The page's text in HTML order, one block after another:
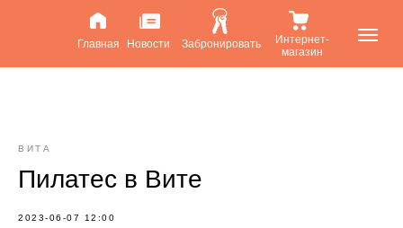
Главная Новости Забронировать
Интернет-
магазин
ВИТА
Пилатес в Вите
2023-06-07 12:00